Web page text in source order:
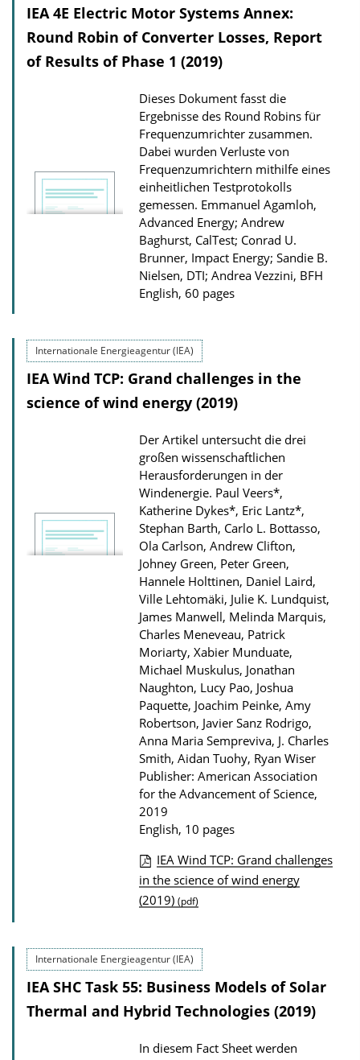
o
a
d
IEA 4E Electric Motor Systems Annex:
Round Robin of Converter Losses, Report
of Results of Phase 1 (2019)
Dieses Dokument fasst die
Ergebnisse des Round Robins für
Frequenzumrichter zusammen.
Dabei wurden Verluste von
Frequenzumrichtern mithilfe eines
einheitlichen Testprotokolls
gemessen. Emmanuel Agamloh,
Advanced Energy; Andrew
Baghurst, CalTest; Conrad U.
Brunner, Impact Energy; Sandie B.
Nielsen, DTI; Andrea Vezzini, BFH
English, 60 pages
Internationale Energieagentur (IEA)
IEA Wind TCP: Grand challenges in the
science of wind energy (2019)
Der Artikel untersucht die drei
großen wissenschaftlichen
Herausforderungen in der
Windenergie. Paul Veers*,
Katherine Dykes*, Eric Lantz*,
Stephan Barth, Carlo L. Bottasso,
Ola Carlson, Andrew Clifton,
Johney Green, Peter Green,
Hannele Holttinen, Daniel Laird,
Ville Lehtomäki, Julie K. Lundquist,
James Manwell, Melinda Marquis,
Charles Meneveau, Patrick
Moriarty, Xabier Munduate,
Michael Muskulus, Jonathan
Naughton, Lucy Pao, Joshua
Paquette, Joachim Peinke, Amy
Robertson, Javier Sanz Rodrigo,
Anna Maria Sempreviva, J. Charles
Smith, Aidan Tuohy, Ryan Wiser
Publisher: American Association
for the Advancement of Science,
2019
English, 10 pages
P
u
l
i
c
a
IEA Wind TCP: Grand challenges
in the science of wind energy
(2019) (pdf)
Internationale Energieagentur (IEA)
IEA SHC Task 55: Business Models of Solar
Thermal and Hybrid Technologies (2019)
In diesem Fact Sheet werden